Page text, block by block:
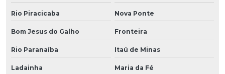
Rio Piracicaba Nova Ponte
Bom Jesus do Galho Fronteira
Rio Paranaíba Itaú de Minas
Ladainha Maria da Fé